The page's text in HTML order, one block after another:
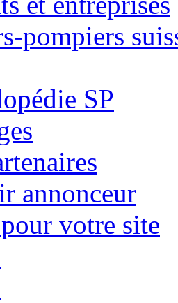
pompiers
SP
annonceur
votre site